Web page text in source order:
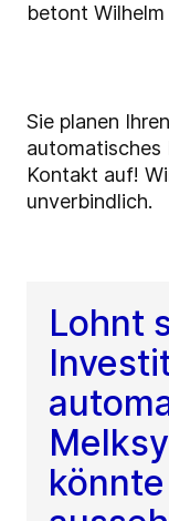
betont Wilhelm
Sie planen
automatisches
Kontakt auf!
unverbindlich.
Lohnt